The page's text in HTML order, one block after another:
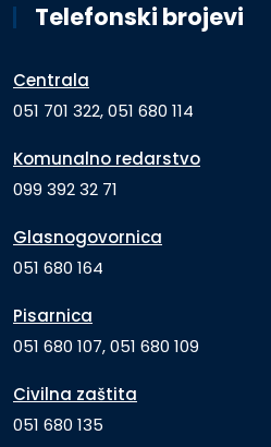
Telefonski brojevi
Centrala
051 701 322, 051 680 114
Komunalno redarstvo
099 392 32 71
Glasnogovornica
051 680 164
Pisarnica
051 680 107, 051 680 109
Civilna zaštita
051 680 135